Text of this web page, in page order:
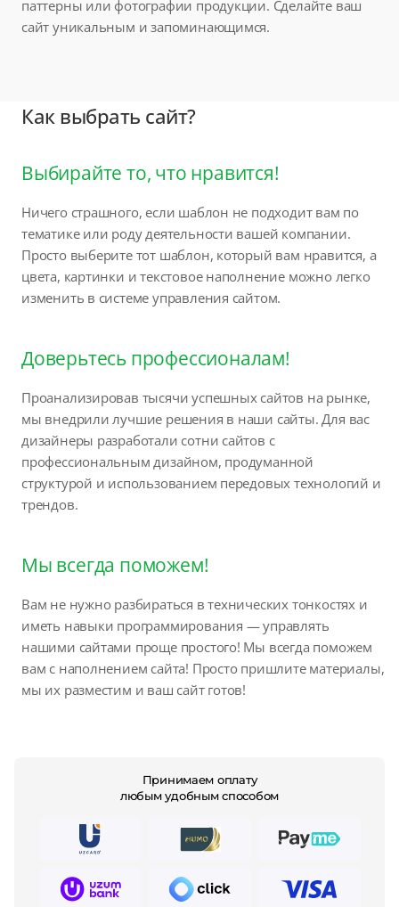
паттерны или фотографии продукции. Сделайте ваш
сайт уникальным и запоминающимся.
Как выбрать сайт?
Выбирайте то, что нравится!
Ничего страшного, если шаблон не подходит вам по
тематике или роду деятельности вашей компании.
Просто выберите тот шаблон, который вам нравится, а
цвета, картинки и текстовое наполнение можно легко
изменить в системе управления сайтом.
Доверьтесь профессионалам!
Проанализировав тысячи успешных сайтов на рынке,
мы внедрили лучшие решения в наши сайты. Для вас
дизайнеры разработали сотни сайтов с
профессиональным дизайном, продуманной
структурой и использованием передовых технологий и
трендов.
Мы всегда поможем!
Вам не нужно разбираться в технических тонкостях и
иметь навыки программирования — управлять
нашими сайтами проще простого! Мы всегда поможем
вам с наполнением сайта! Просто пришлите материалы,
мы их разместим и ваш сайт готов!
Принимаем оплату
любым удобным способом